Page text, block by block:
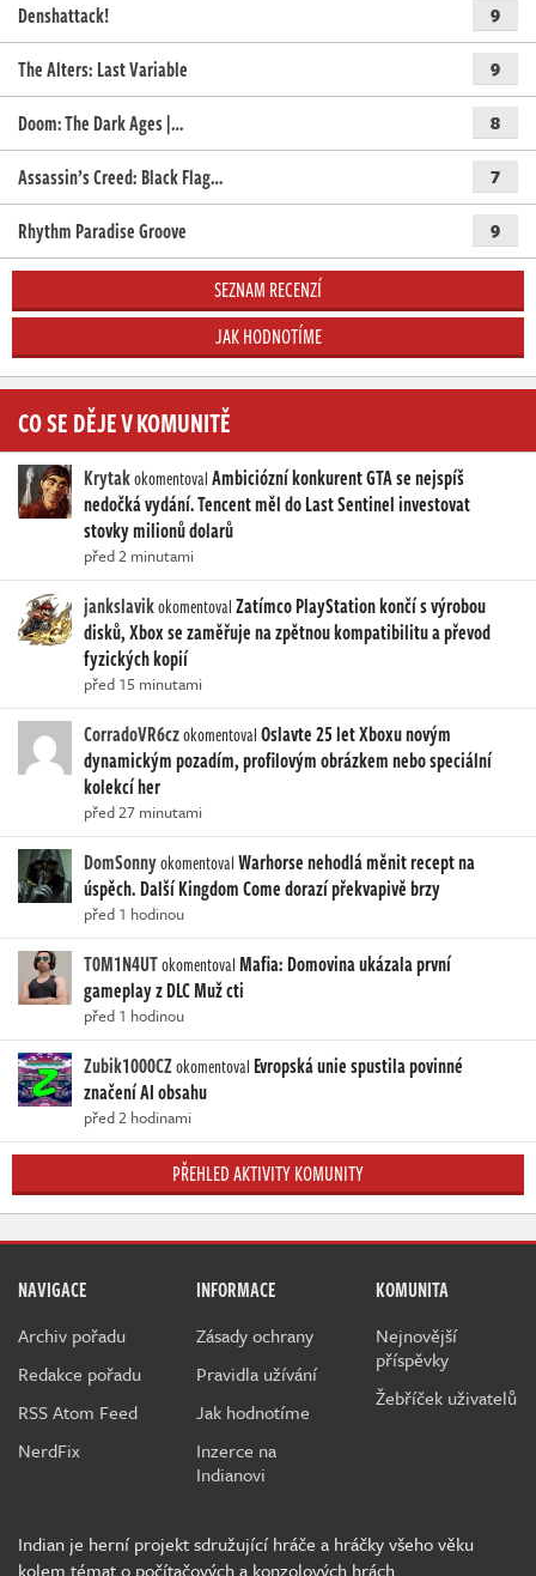
Denshattack! 9
The Alters: Last Variable 9
Doom: The Dark Ages |… 8
Assassin’s Creed: Black Flag… 7
Rhythm Paradise Groove 9
SEZNAM RECENZÍ
JAK HODNOTÍME
CO SE DĚJE V KOMUNITĚ
KrytakokomentovalAmbiciózní konkurent GTA se nejspíš
nedočká vydání. Tencent měl do Last Sentinel investovat
stovky milionů dolarů
před 2 minutami
jankslavikokomentovalZatímco PlayStation končí s výrobou
disků, Xbox se zaměřuje na zpětnou kompatibilitu a převod
fyzických kopií
před 15 minutami
CorradoVR6czokomentovalOslavte 25 let Xboxu novým
dynamickým pozadím, profilovým obrázkem nebo speciální
kolekcí her
před 27 minutami
DomSonnyokomentovalWarhorse nehodlá měnit recept na
úspěch. Další Kingdom Come dorazí překvapivě brzy
před 1 hodinou
T0M1N4UTokomentovalMafia: Domovina ukázala první
gameplay z DLC Muž cti
před 1 hodinou
Zubik1000CZokomentoval Evropská unie spustila povinné
značení AI obsahu
před 2 hodinami
PŘEHLED AKTIVITY KOMUNITY
NAVIGACE
Archiv pořadu
Redakce pořadu
RSS Atom Feed
NerdFix
INFORMACE
Zásady ochrany
Pravidla užívání
Jak hodnotíme
Inzerce na
Indianovi
KOMUNITA
Nejnovější
příspěvky
Žebříček uživatelů
Indian je herní projekt sdružující hráče a hráčky všeho věku
kolem témat o počítačových a konzolových hrách.